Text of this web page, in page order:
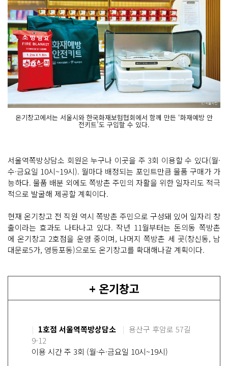
온기창고에서는 서울시와 한국화재보험협회에서 함께 만든 ‘화재예방 안
전키트’도 구입할 수 있다.
서울역쪽방상담소 회원은 누구나 이곳을 주 3회 이용할 수 있다(월·
수·금요일 10시~19시). 월마다 배정되는 포인트만큼 물품 구매가 가
능하다. 물품 배분 외에도 쪽방촌 주민의 자활을 위한 일자리도 적극
적으로 발굴해 제공할 계획이다.
현재 온기창고 전 직원 역시 쪽방촌 주민으로 구성돼 있어 일자리 창
출이라는 효과도 나타나고 있다. 작년 11월부터는 돈의동 쪽방촌
에 온기창고 2호점을 운영 중이며, 나머지 쪽방촌 세 곳(창신동, 남
대문로5가, 영등포동)으로도 온기창고를 확대해나갈 계획이다.
+ 온기창고
| 1호점 서울역쪽방상담소 | 용산구 후암로 57길
9-12
이용 시간 주 3회 (월·수·금요일 10시~19시)